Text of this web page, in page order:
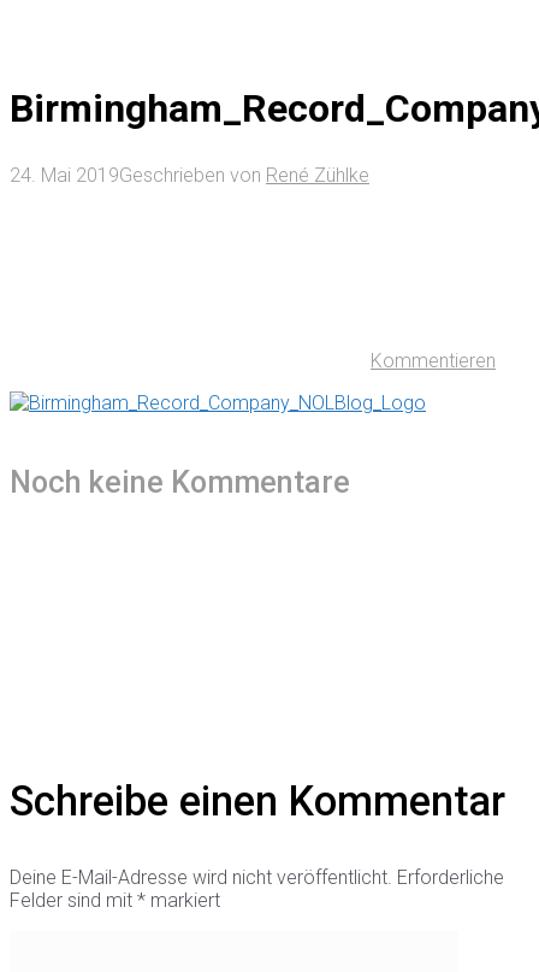
24. Mai 2019Geschrieben von René Zühlke
Kommentieren
Noch keine Kommentare
Schreibe einen Kommentar
Deine E-Mail-Adresse wird nicht veröffentlicht. Erforderliche
Felder sind mit * markiert